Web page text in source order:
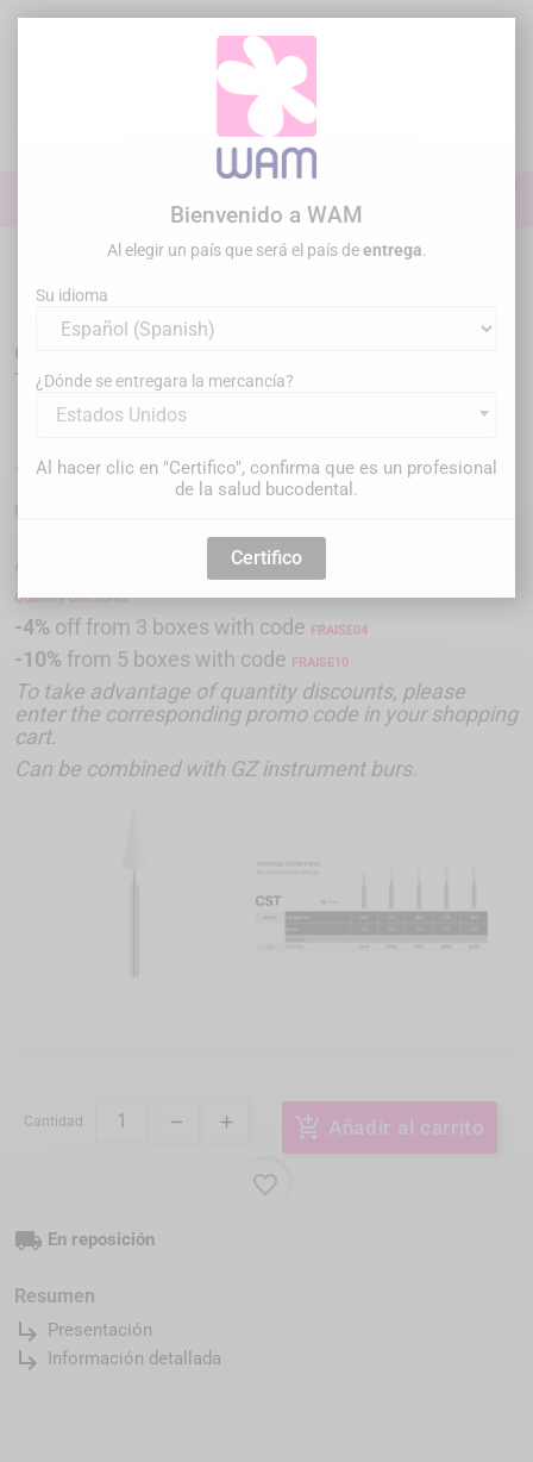
Práctica general Fresas Pulido
GZ Fraise Arkansas
Stone X-Fine Pointed Taper- x10
GZ Fraise Arkansas Stone X-Fine Pointed
Taper- x10
45,00 € imp. incl.
Referencia :
Arkansas Stone X-fine
Quantity Discounts
-4% off from 3 boxes with code FRAISE04
-10% from 5 boxes with code FRAISE10
To take advantage of quantity discounts, please
enter the corresponding promo code in your shopping
cart.
Can be combined with GZ instrument burs.
Cantidad add_shopping_cart Añadir al carrito
favorite_border
local_shipping En reposición
Resumen
subdirectory_arrow_right Presentación
subdirectory_arrow_right Información detallada
Bienvenido a WAM
Al elegir un país que será el país deentrega.
Su idioma
¿Dónde se entregara la mercancía?
Estados Unidos
Al hacer clic en "Certifico", confirma que es un profesional
de la salud bucodental.
Certifico